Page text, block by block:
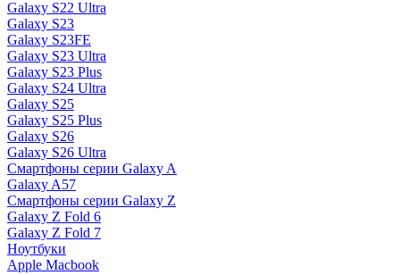
Galaxy S22 Ultra
Galaxy S23
Galaxy S23FE
Galaxy S23 Ultra
Galaxy S23 Plus
Galaxy S24 Ultra
Galaxy S25
Galaxy S25 Plus
Galaxy S26
Galaxy S26 Ultra
Смартфоны серии Galaxy A
Galaxy A57
Смартфоны серии Galaxy Z
Galaxy Z Fold 6
Galaxy Z Fold 7
Ноутбуки
Apple Macbook